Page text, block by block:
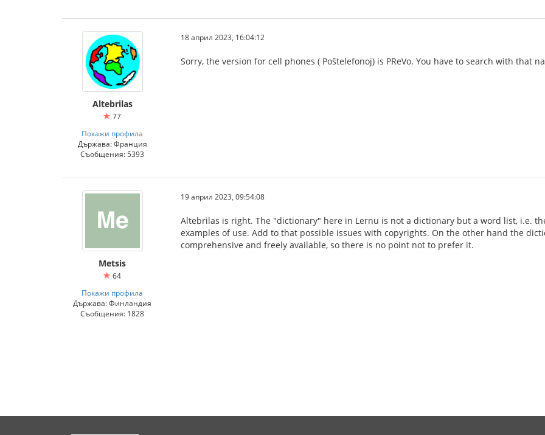
Altebrilas
77
Покажи профила
Държава: Франция
Съобщения: 5393
18 април 2023, 16:04:12
Sorry, the version for cell phones ( Poŝtelefonoj) is PReVo. You have to search with that
Metsis
64
Покажи профила
Държава: Финландия
Съобщения: 1828
19 април 2023, 09:54:08
Altebrilas is right. The "dictionary" here in Lernu is not a dictionary but a word list, i.e.
examples of use. Add to that possible issues with copyrights. On the other hand the
comprehensive and freely available, so there is no point not to prefer it.